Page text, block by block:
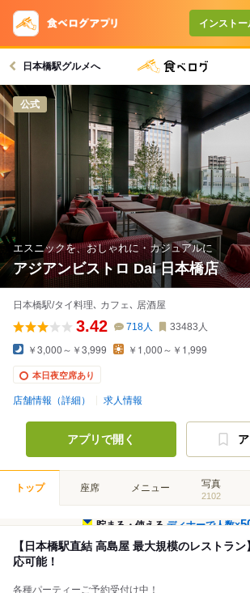
インストー
日本橋駅グルメへ
公式
エスニックを、おしゃれに・カジュアルに
アジアンビストロ Dai 日本橋店
日本橋駅/タイ料理､ カフェ､ 居酒屋
3.42 718人 33483 人
￥3,000～￥3,999 ￥1,000～￥1,999
本日夜空席あり
店舗情報（詳細） 求人情報
アプリで開く
トップ 座席 メニュー 写真
2102
貯まる・使えるディナーで人数×
【日本橋駅直結 高島屋 最大規模のレストラ
応可能！
各種パーティーご予約受付け中！
コースで使えるクーポン
戻る
クーポンを利用せず予約する